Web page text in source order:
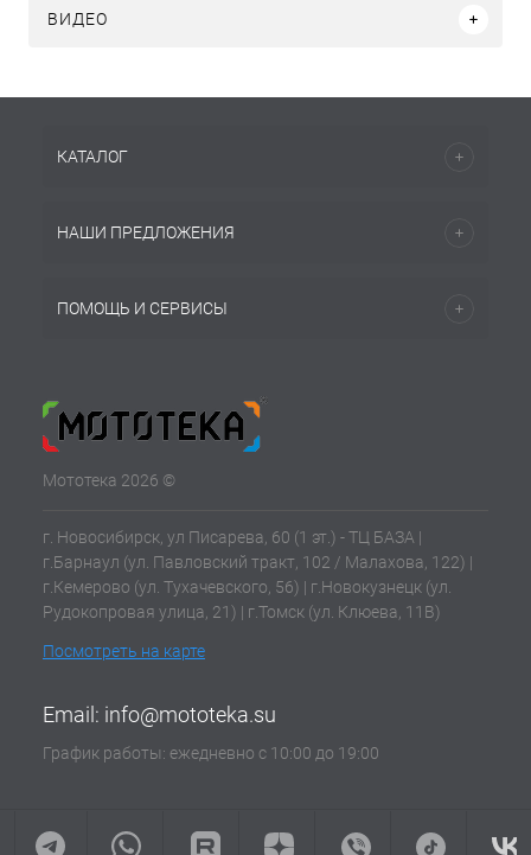
ВИДЕО
КАТАЛОГ
НАШИ ПРЕДЛОЖЕНИЯ
ПОМОЩЬ И СЕРВИСЫ
Мототека 2026 ©
г. Новосибирск, ул Писарева, 60 (1 эт.) - ТЦ БАЗА |
г.Барнаул (ул. Павловский тракт, 102 / Малахова, 122) |
г.Кемерово (ул. Тухачевского, 56) | г.Новокузнецк (ул.
Рудокопровая улица, 21) | г.Томск (ул. Клюева, 11В)
Посмотреть на карте
Email: info@mototeka.su
График работы: ежедневно с 10:00 до 19:00